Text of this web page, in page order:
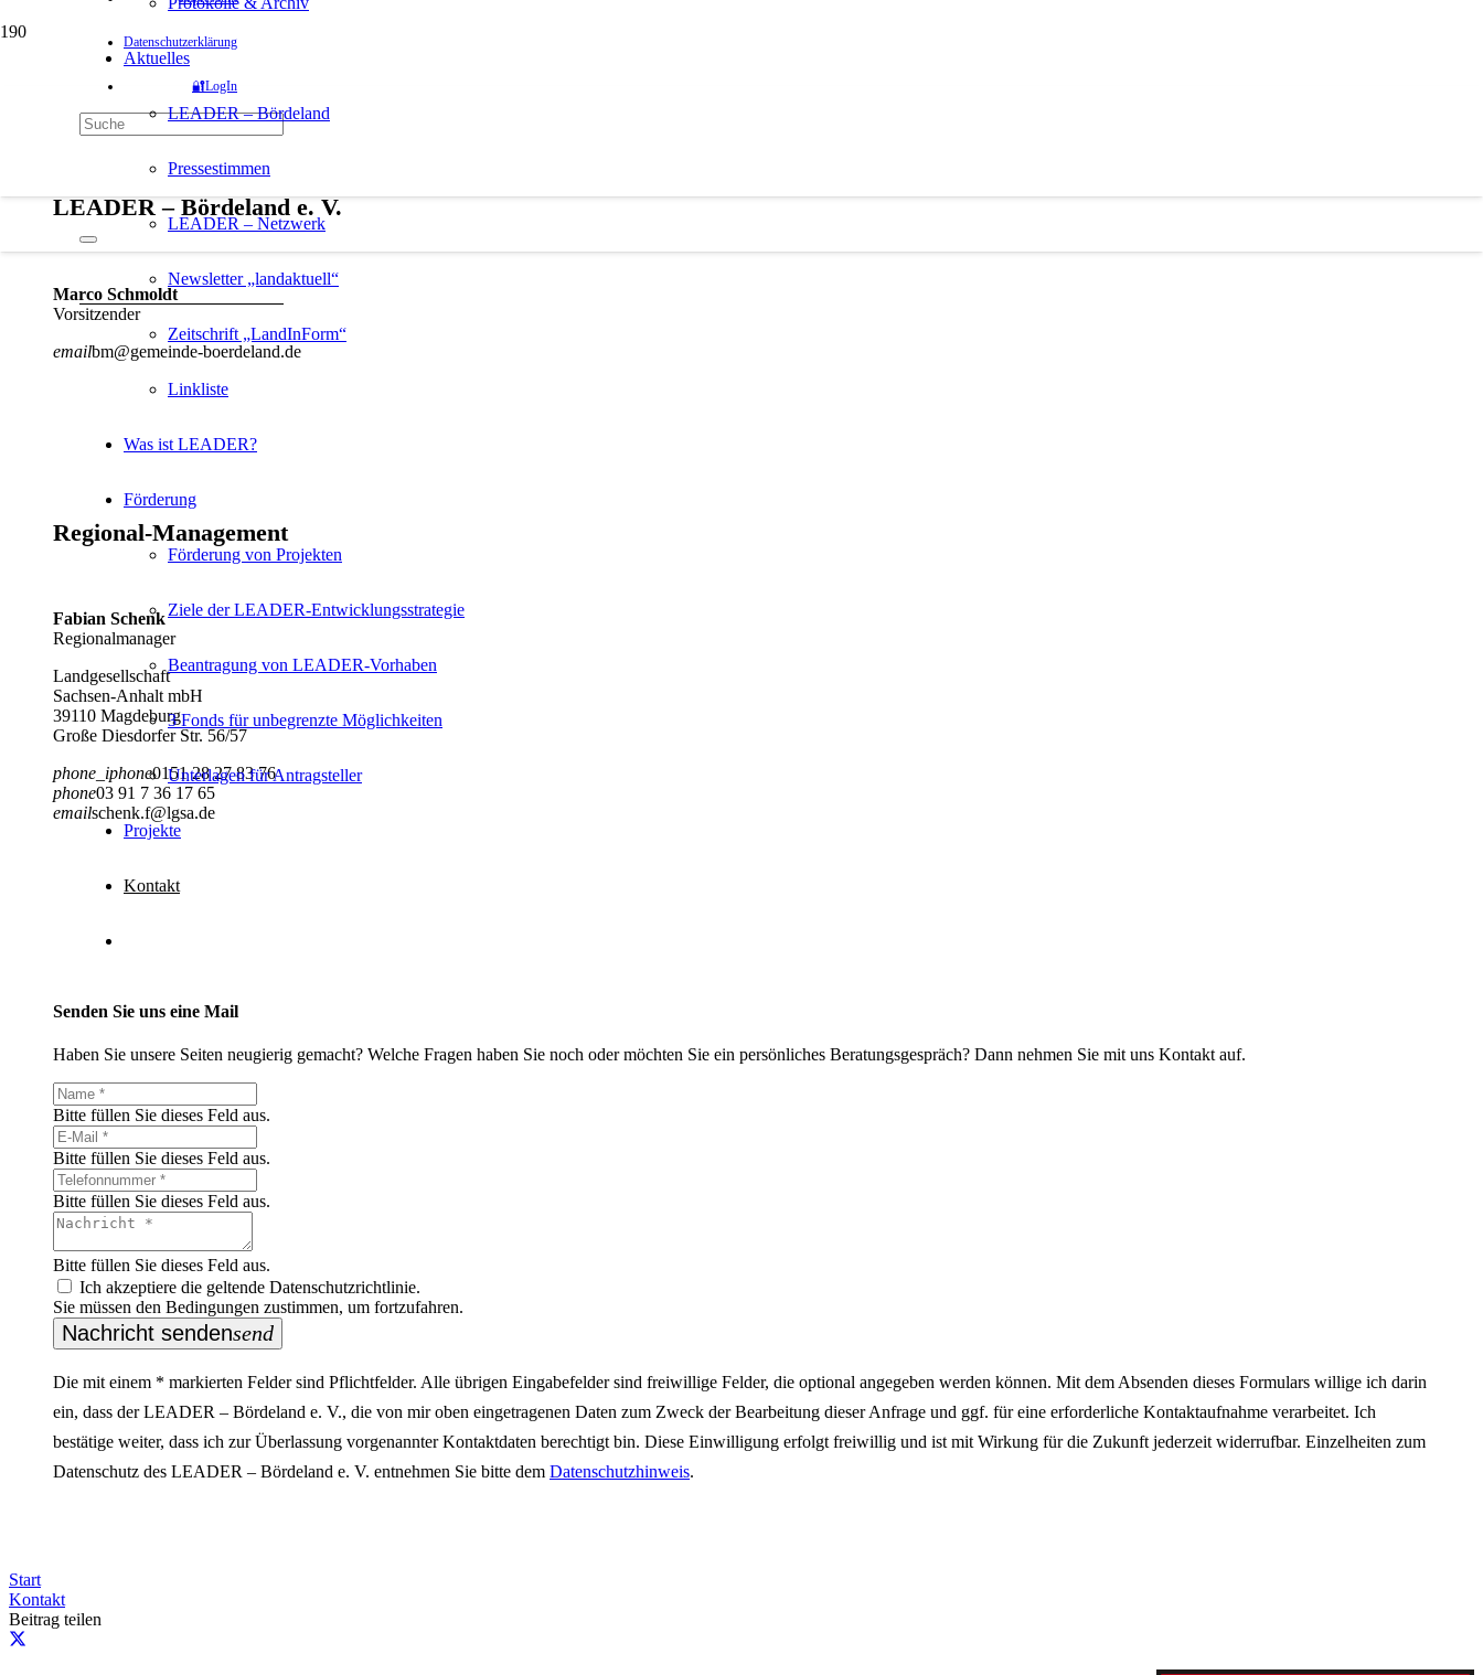
Datenschutzerklärung
🔐LogIn
Aktuelles
LEADER – Bördeland
Pressestimmen
LEADER – Netzwerk
Newsletter „landaktuell“
Zeitschrift „LandInForm“
Linkliste
Was ist LEADER?
Förderung
Förderung von Projekten
Ziele der LEADER-Entwicklungsstrategie
Beantragung von LEADER-Vorhaben
3 Fonds für unbegrenzte Möglichkeiten
Unterlagen für Antragsteller
Projekte
Kontakt
Kontakt
Gern können Sie sich mit einem Anliegen, einer Frage oder einer Anregung an uns wenden.
LEADER – Bördeland e. V.
Marco Schmoldt
Vorsitzender
emailbm@gemeinde-boerdeland.de
Regional-Management
Fabian Schenk
Regionalmanager
Landgesellschaft
Sachsen-Anhalt mbH
39110 Magdeburg
Große Diesdorfer Str. 56/57
phone_iphone0151 28 27 83 76
phone03 91 7 36 17 65
emailschenk.f@lgsa.de
Senden Sie uns eine Mail
Haben Sie unsere Seiten neugierig gemacht? Welche Fragen haben Sie noch oder möchten Sie ein persönliches Beratungsgespräch? Dann nehmen Sie mit uns Kontakt auf.
Bitte füllen Sie dieses Feld aus.
Bitte füllen Sie dieses Feld aus.
Bitte füllen Sie dieses Feld aus.
Bitte füllen Sie dieses Feld aus.
Ich akzeptiere die geltende Datenschutzrichtlinie.
Sie müssen den Bedingungen zustimmen, um fortzufahren.
Nachricht sendensend
Die mit einem * markierten Felder sind Pflichtfelder. Alle übrigen Eingabefelder sind freiwillige Felder, die optional angegeben werden können. Mit dem Absenden dieses Formulars willige ich darin
ein, dass der LEADER – Bördeland e. V., die von mir oben eingetragenen Daten zum Zweck der Bearbeitung dieser Anfrage und ggf. für eine erforderliche Kontaktaufnahme verarbeitet. Ich
bestätige weiter, dass ich zur Überlassung vorgenannter Kontaktdaten berechtigt bin. Diese Einwilligung erfolgt freiwillig und ist mit Wirkung für die Zukunft jederzeit widerrufbar. Einzelheiten zum
Datenschutz des LEADER – Bördeland e. V. entnehmen Sie bitte dem Datenschutzhinweis.
Start
Kontakt
Beitrag teilen